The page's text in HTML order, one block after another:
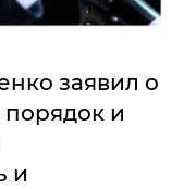
заявил о
и
и